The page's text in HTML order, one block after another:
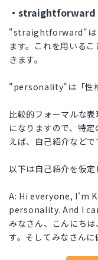
・
"straightforward"は
ます。これを用いる
きます。
"personality"は「性格
比較的フォーマルな
になりますので、特
えば、自己紹介などで
以下は自己紹介を仮定
A: Hi everyone, I'm
personality. And I
みなさん、こんにち
す。そしてみなさんに